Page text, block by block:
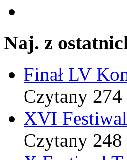
Naj. z
Finał LV
Czytany 274
XVI
Czytany 248